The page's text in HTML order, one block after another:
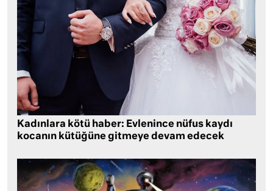
Kadınlara kötü haber: Evlenince nüfus kaydı
kocanın kütüğüne gitmeye devam edecek